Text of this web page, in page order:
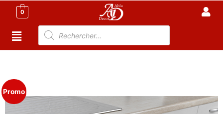
0
Promo